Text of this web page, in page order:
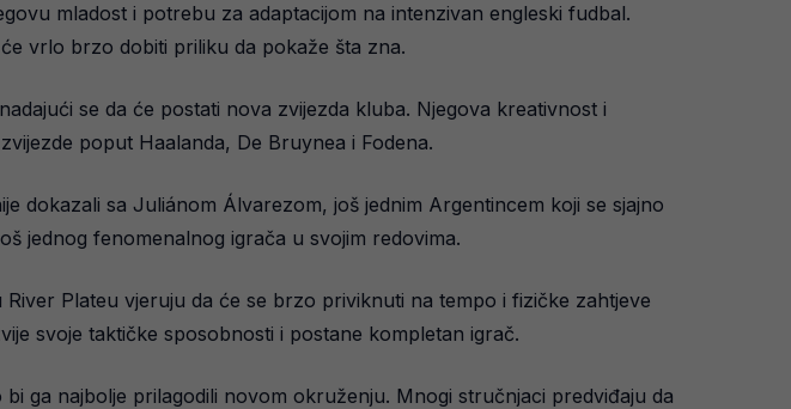
mladost i potrebu za adaptacijom na intenzivan engleski fudbal.
vrlo brzo dobiti priliku da pokaže šta zna.
se da će postati nova zvijezda kluba. Njegova kreativnost i
poput Haalanda, De Bruynea i Fodena.
dokazali sa Juliánom Álvarezom, još jednim Argentincem koji se sjajno
jednog fenomenalnog igrača u svojim redovima.
Plateu vjeruju da će se brzo priviknuti na tempo i fizičke zahtjeve
svoje taktičke sposobnosti i postane kompletan igrač.
ga najbolje prilagodili novom okruženju. Mnogi stručnjaci predviđaju da